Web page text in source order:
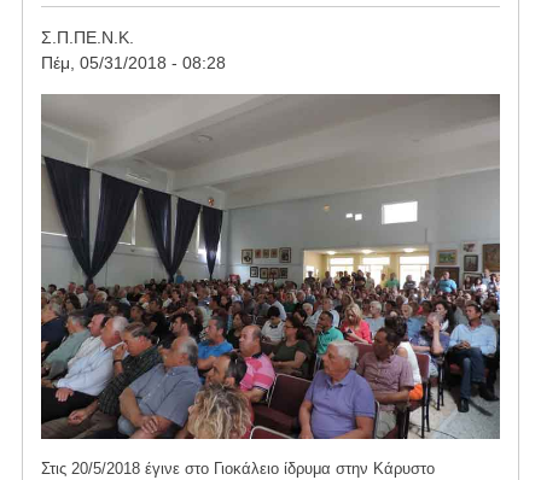
Σ.Π.ΠΕ.Ν.Κ.
Πέμ, 05/31/2018 - 08:28
Στις 20/5/2018 έγινε στο Γιοκάλειο ίδρυμα στην Κάρυστο